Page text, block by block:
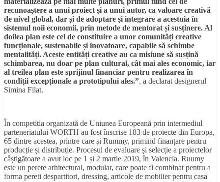
recunoaștere a unui proiect și a unui autor, ca valoare creativă
de nivel global, dar și de adoptare și integrare a acestuia în
sistemul noii economii, prin metode de mentorat și susținere. Al
doilea plan este cel de constituire a unor comunități creative
funcționale, sustenabile și inovatoare, capabile să schimbe
mentalități. Aceste entități creative au ca misiune să susțină
schimbarea, nu doar pe plan cultural, cât mai ales economic, iar
al treilea plan este sprijinul financiar pentru realizarea în
condiții excepționale a prototipului ales.”, a declarat designerul
Simina Filat.
În competiția organizată de Uniunea Europeană prin intermediul
parteneriatului WORTH au fost înscrise 183 de proiecte din Europa,
65 dintre acestea, printre care și Rummy, primind finanțare pentru
producție și distribuție. Procesul de evaluare și selecție a proiectelor
câștigătoare a avut loc pe 1 și 2 martie 2019, în Valencia. Ruumy
este un perete arhitectural, modular, care poate fi combinat pentru a
forma pereti despartitori, dressing, articole de mobilier pentru casa